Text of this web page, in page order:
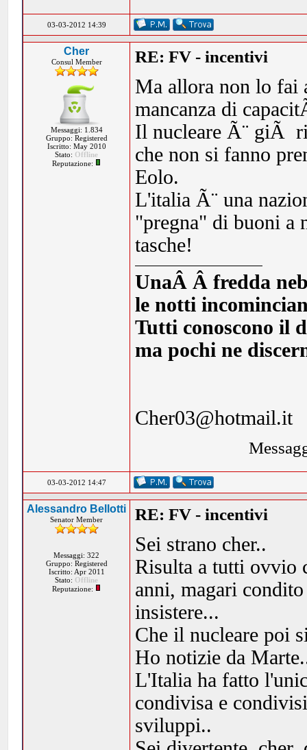
03-03-2012 14:39
Cher
Consul Member
Messaggi: 1.834
Gruppo: Registered
Iscritto: May 2010
Stato: Offline
Reputazione:
RE: FV - incentivi
Ma allora non lo fai
mancanza di
Il nucleare Ã¨ giÃ
che non si fanno
Eolo.
L'italia Ã¨ una
"pregna" di buoni a
tasche!
UnaÂ Â fredda
le notti
Tutti conoscono il
ma pochi ne
Cher03@hotmail.it
03-03-2012 14:47
Alessandro Bellotti
Senator Member
Messaggi: 322
Gruppo: Registered
Iscritto: Apr 2011
Stato: Offline
Reputazione:
RE: FV - incentivi
Sei strano cher..
Risulta a tutti ovvio
anni, magari
insistere...
Che il nucleare poi
Ho notizie da
L'Italia ha fatto
condivisa e
sviluppi..